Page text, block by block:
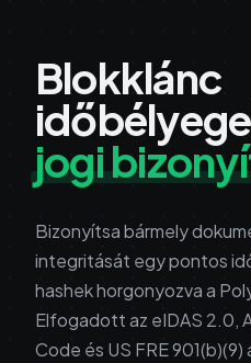
Blokklánc
jogi
Bizonyítsa bármely
integritását egy pontos
hashek horgonyozva a
Elfogadott az eIDAS 2.0,
Code és US FRE 901(b)(9)